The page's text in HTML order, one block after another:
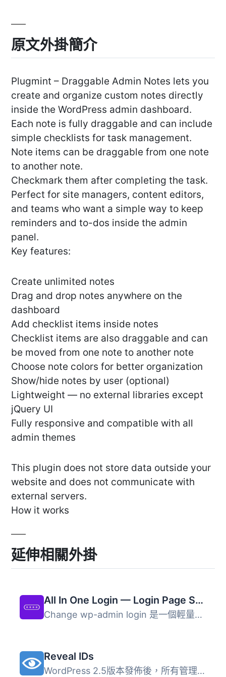
原文外掛簡介
Plugmint – Draggable Admin Notes lets you
create and organize custom notes directly
inside the WordPress admin dashboard.
Each note is fully draggable and can include
simple checklists for task management.
Note items can be draggable from one note
to another note.
Checkmark them after completing the task.
Perfect for site managers, content editors,
and teams who want a simple way to keep
reminders and to-dos inside the admin
panel.
Key features:
Create unlimited notes
Drag and drop notes anywhere on the
dashboard
Add checklist items inside notes
Checklist items are also draggable and can
be moved from one note to another note
Choose note colors for better organization
Show/hide notes by user (optional)
Lightweight — no external libraries except
jQuery UI
Fully responsive and compatible with all
admin themes
This plugin does not store data outside your
website and does not communicate with
external servers.
How it works
延伸相關外掛
All In One Login — Login Page Security and Customization for WordPress with Google reCAPTCHA, Social Login, Temporary Login, 2FA, and more.
Change wp-admin login 是一個輕量級的外掛程式，可讓您輕鬆...
Reveal IDs
WordPress 2.5版本發佈後，所有管理頁面的ID都被刪除了。這應...